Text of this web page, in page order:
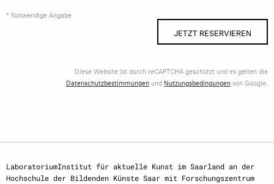
* Notwendige Angabe
JETZT RESERVIEREN
Diese Website ist durch reCAPTCHA geschützt und es gelten die
Datenschutzbestimmungen und Nutzungsbedingungenvon Google.
LaboratoriumInstitut für aktuelle Kunst im Saarland an der
Hochschule der Bildenden Künste Saar mit Forschungszentrum